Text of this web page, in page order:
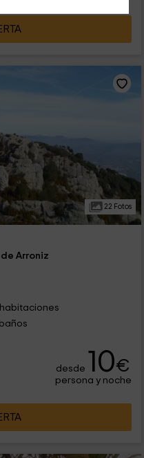
22 Fotos
Arroniz
desde 10€
persona y noche